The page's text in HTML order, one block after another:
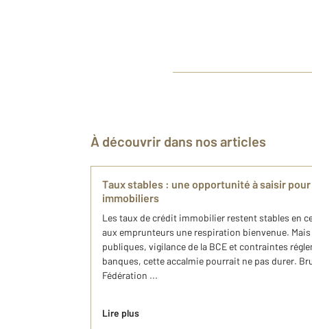
À découvrir dans nos articles
Taux stables : une opportunité à saisir
immobiliers
Les taux de crédit immobilier restent stables en
aux emprunteurs une respiration bienvenue.
publiques, vigilance de la BCE et contraintes
banques, cette accalmie pourrait ne pas durer.
Fédération ...
Lire plus